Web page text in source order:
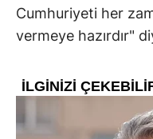
Cumhuriyeti her
vermeye hazırdır"